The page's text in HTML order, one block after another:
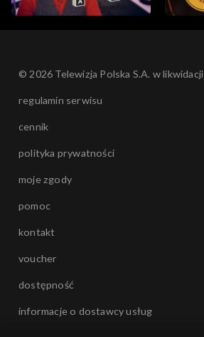
Opole 2005
Opole 2004
Opole 2003
© 2026 Telewizja Polska S.A. w likwidacji
regulamin serwisu
cennik
polityka prywatności
moje zgody
pomoc
kontakt
voucher
dostępność
informacje o dostawcy usług